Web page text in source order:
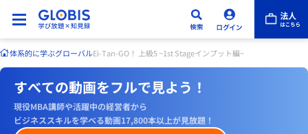
体系的に学ぶグローバルEi-Tan-GO！ 上級5 ~1st Stageインプット編~
すべての動画をフルで見よう！
現役MBA講師や活躍中の経営者から
ビジネススキルを学べる動画17,800本以上が見放題！